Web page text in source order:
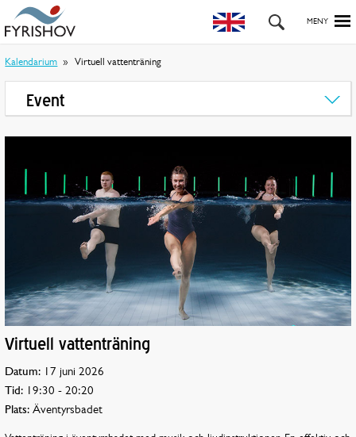
Kalendarium Virtuell vattenträning
Event
Virtuell vattenträning
Datum: 17 juni 2026
Tid: 19:30 - 20:20
Plats: Äventyrsbadet